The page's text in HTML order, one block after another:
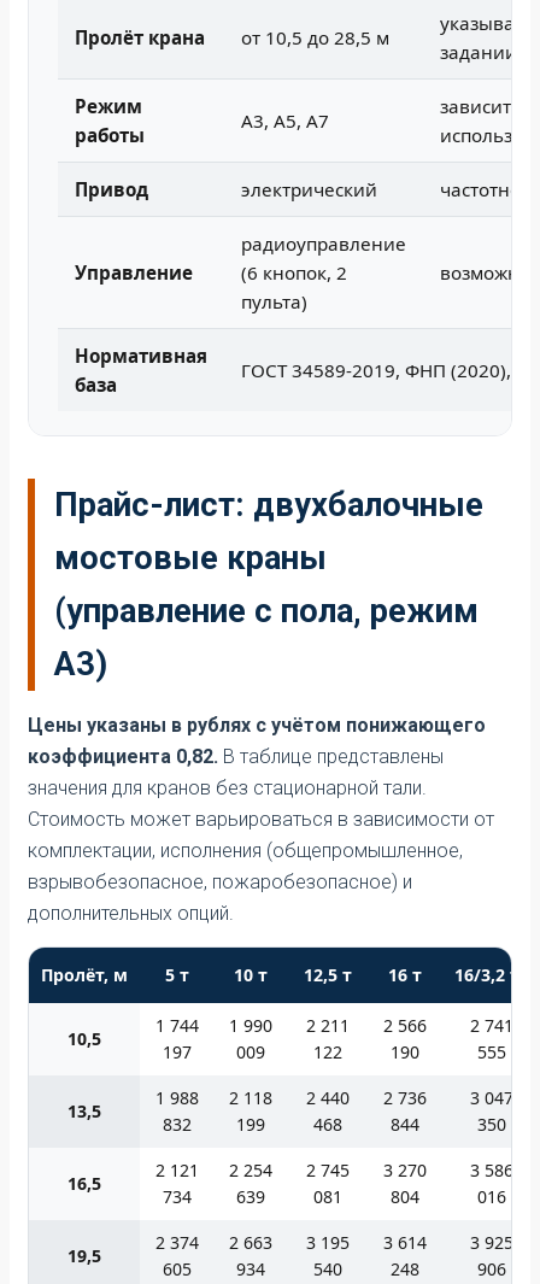
Пролёт крана от 10,5 до 28,5 м
задании
Режим
работы
А3, А5, А7
зависит
Привод электрический
Управление
радиоуправление
(6 кнопок, 2
пульта)
возможно
Нормативная
база
ГОСТ 34589-2019, ФНП (2020),
Прайс-лист: двухбалочные
мостовые краны
(управление с пола, режим
А3)
Цены указаны в рублях с учётом понижающего
коэффициента 0,82. В таблице представлены
значения для кранов без стационарной тали.
Стоимость может варьироваться в зависимости от
комплектации, исполнения (общепромышленное,
взрывобезопасное, пожаробезопасное) и
дополнительных опций.
Пролёт, м 5 т 10 т 12,5 т 16 т 16/3,2 т*
10,5
1 744
197
1 990
009
2 211
122
2 566
190
2 741
555
13,5
1 988
832
2 118
199
2 440
468
2 736
844
3 047
350
16,5
2 121
734
2 254
639
2 745
081
3 270
804
3 586
016
19,5
2 374
605
2 663
934
3 195
540
3 614
248
3 925
906